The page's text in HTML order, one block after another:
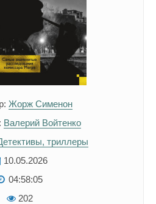
Жорж Сименон
Валерий Войтенко
триллеры
10.05.2026
04:58:05
202